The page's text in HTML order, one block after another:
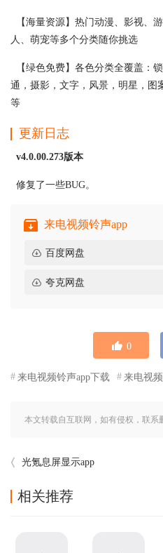
【海量资源】热门动漫、影视、
人、萌宠等多个分类随你挑选
【绿色免费】各色分类全覆盖：
通，摄影，文字，风景，明星，图
等
更新日志
v4.0.00.273版本
修复了一些BUG。
来电视频铃声app
百度网盘
夸克网盘
0
来电视频铃声app下载 来电视
本文转载自互联网，如有侵权，联系
光氪息屏显示app
相关推荐